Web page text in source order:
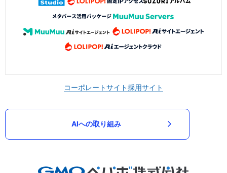
コーポレートサイト採用サイト
AIへの取り組み